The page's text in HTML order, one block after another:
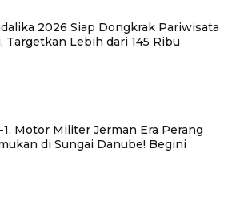
2026 Siap Dongkrak Pariwisata
Targetkan Lebih dari 145 Ribu
1, Motor Militer Jerman Era Perang
di Sungai Danube! Begini